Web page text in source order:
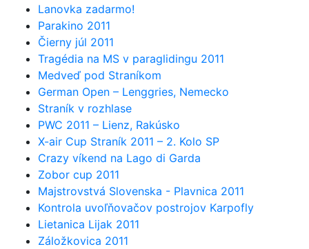
Lanovka zadarmo!
Parakino 2011
Čierny júl 2011
Tragédia na MS v paraglidingu 2011
Medveď pod Straníkom
German Open – Lenggries, Nemecko
Straník v rozhlase
PWC 2011 – Lienz, Rakúsko
X-air Cup Straník 2011 – 2. Kolo SP
Crazy víkend na Lago di Garda
Zobor cup 2011
Majstrovstvá Slovenska - Plavnica 2011
Kontrola uvoľňovačov postrojov Karpofly
Lietanica Lijak 2011
Záložkovica 2011